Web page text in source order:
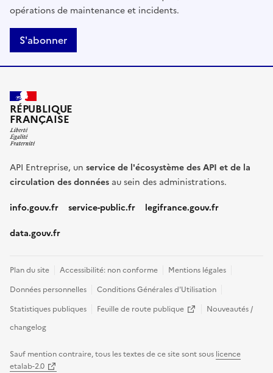
opérations de maintenance et incidents.
S'abonner
RÉPUBLIQUE
FRANÇAISE
API Entreprise, un service de l'écosystème des API et de la
circulation des données au sein des administrations.
info.gouv.fr
service-public.fr
legifrance.gouv.fr
data.gouv.fr
Plan du site Accessibilité: non conforme
Mentions légales
Données personnelles
Conditions Générales d'Utilisation
Statistiques publiques
Feuille de route publique (nouvelle fenêtre)
Nouveautés /
changelog
Sauf mention contraire, tous les textes de ce site sont sous licence
etalab-2.0(nouvelle fenêtre)